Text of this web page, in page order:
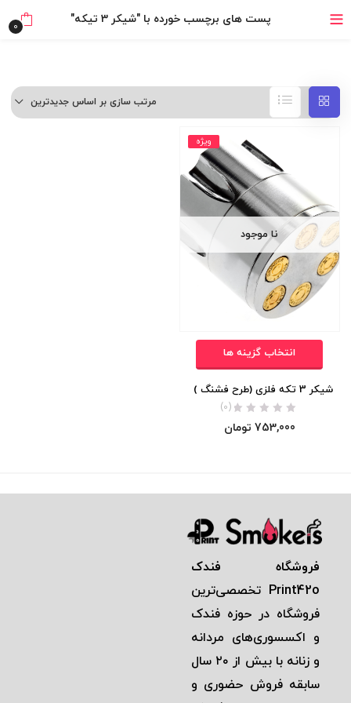
خرید قسطی با ترب‌پی
پست های برچسب خورده با "شیکر 3 تیکه" 0
مرتب سازی بر اساس جدیدترین
ویژه
نا موجود
انتخاب گزینه ها
شیکر 3 تکه فلزی (طرح فشنگ )
(0)
753,000 تومان
فروشگاه فندک
Print42o تخصصی‌ترين
فروشگاه در حوزه فندک
و اكسسوری‌های مردانه
و زنانه با بيش از ٢٠ سال
سابقه فروش حضوری و